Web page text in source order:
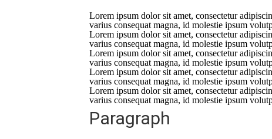
Lorem ipsum dolor sit amet, consectetur
varius consequat magna, id molestie ipsum
Lorem ipsum dolor sit amet, consectetur
varius consequat magna, id molestie ipsum
Lorem ipsum dolor sit amet, consectetur
varius consequat magna, id molestie ipsum
Lorem ipsum dolor sit amet, consectetur
varius consequat magna, id molestie ipsum
Lorem ipsum dolor sit amet, consectetur
varius consequat magna, id molestie ipsum
Paragraph